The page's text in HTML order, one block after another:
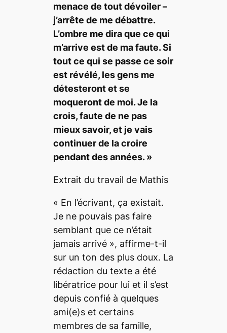
menace de tout dévoiler –
j’arrête de me débattre.
L’ombre me dira que ce qui
m’arrive est de ma faute. Si
tout ce qui se passe ce soir
est révélé, les gens me
détesteront et se
moqueront de moi. Je la
crois, faute de ne pas
mieux savoir, et je vais
continuer de la croire
pendant des années. »
Extrait du travail de Mathis
« En l’écrivant, ça existait.
Je ne pouvais pas faire
semblant que ce n’était
jamais arrivé », affirme-t-il
sur un ton des plus doux. La
rédaction du texte a été
libératrice pour lui et il s’est
depuis confié à quelques
ami(e)s et certains
membres de sa famille,